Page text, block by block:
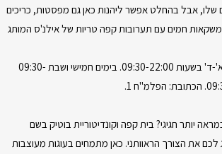
אבל בהחלט אפשר ליהנות כאן גם מפסטות, כריכים
חמים עם תערובות קפה טריות של אילנ'ס המותג
בית הקפה פתוח בימים א'-ד' בשעות 09:30-22:00. בימים חמישי ושבת 09:30-
יותר חגיגי? בית קפה וקונדיטוריית בוטיק בשם
לכם את הצורך הראוותני. כאן מתמחים בעוגות מעוצבות